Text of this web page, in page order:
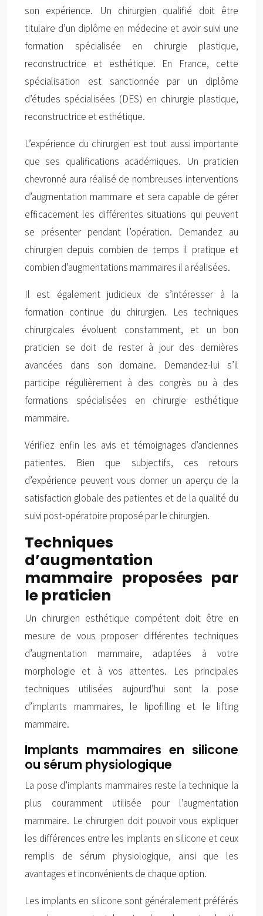
son expérience. Un chirurgien qualifié doit être
titulaire d’un diplôme en médecine et avoir suivi une
formation spécialisée en chirurgie plastique,
reconstructrice et esthétique. En France, cette
spécialisation est sanctionnée par un diplôme
d’études spécialisées (DES) en chirurgie plastique,
reconstructrice et esthétique.
L’expérience du chirurgien est tout aussi importante
que ses qualifications académiques. Un praticien
chevronné aura réalisé de nombreuses interventions
d’augmentation mammaire et sera capable de gérer
efficacement les différentes situations qui peuvent
se présenter pendant l’opération. Demandez au
chirurgien depuis combien de temps il pratique et
combien d’augmentations mammaires il a réalisées.
Il est également judicieux de s’intéresser à la
formation continue du chirurgien. Les techniques
chirurgicales évoluent constamment, et un bon
praticien se doit de rester à jour des dernières
avancées dans son domaine. Demandez-lui s’il
participe régulièrement à des congrès ou à des
formations spécialisées en chirurgie esthétique
mammaire.
Vérifiez enfin les avis et témoignages d’anciennes
patientes. Bien que subjectifs, ces retours
d’expérience peuvent vous donner un aperçu de la
satisfaction globale des patientes et de la qualité du
suivi post-opératoire proposé par le chirurgien.
Techniques
d’augmentation
mammaire proposées par
le praticien
Un chirurgien esthétique compétent doit être en
mesure de vous proposer différentes techniques
d’augmentation mammaire, adaptées à votre
morphologie et à vos attentes. Les principales
techniques utilisées aujourd’hui sont la pose
d’implants mammaires, le lipofilling et le lifting
mammaire.
Implants mammaires en silicone
ou sérum physiologique
La pose d’implants mammaires reste la technique la
plus couramment utilisée pour l’augmentation
mammaire. Le chirurgien doit pouvoir vous expliquer
les différences entre les implants en silicone et ceux
remplis de sérum physiologique, ainsi que les
avantages et inconvénients de chaque option.
Les implants en silicone sont généralement préférés